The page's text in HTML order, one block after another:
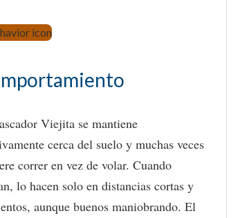
Viejita se mantiene
cerca del suelo y muchas veces
correr en vez de volar. Cuando
lo hacen solo en distancias cortas y
aunque buenos maniobrando. El